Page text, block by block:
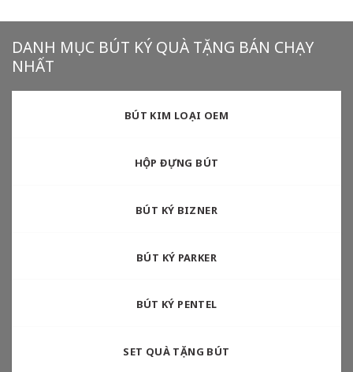
DANH MỤC BÚT KÝ QUÀ TẶNG BÁN CHẠY
NHẤT
BÚT KIM LOẠI OEM
HỘP ĐỰNG BÚT
BÚT KÝ BIZNER
BÚT KÝ PARKER
BÚT KÝ PENTEL
SET QUÀ TẶNG BÚT